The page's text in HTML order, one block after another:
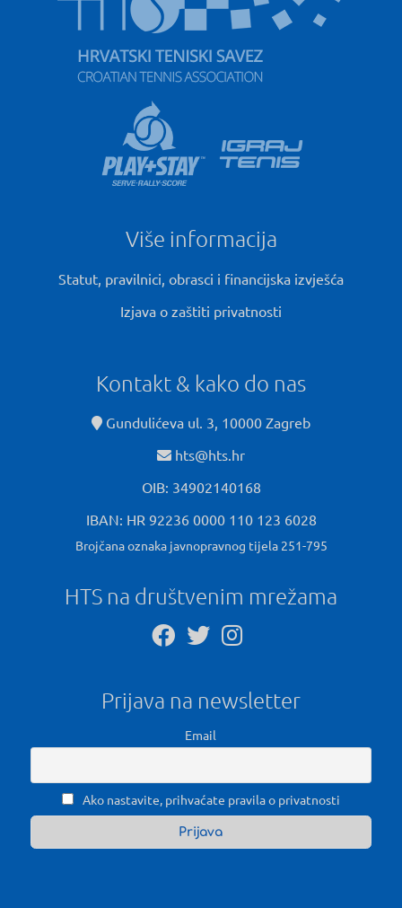
Više informacija
Statut, pravilnici, obrasci i financijska izvješća
Izjava o zaštiti privatnosti
Kontakt & kako do nas
Gundulićeva ul. 3, 10000 Zagreb
hts@hts.hr
OIB: 34902140168
IBAN: HR 92236 0000 110 123 6028
Brojčana oznaka javnopravnog tijela 251-795
HTS na društvenim mrežama
Prijava na newsletter
Email
Ako nastavite, prihvaćate pravila o privatnosti